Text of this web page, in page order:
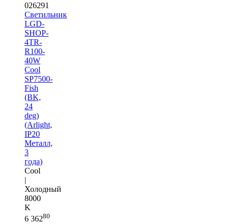
026291
Светильник
LGD-
SHOP-
4TR-
R100-
40W
Cool
SP7500-
Fish
(BK,
24
deg)
(Arlight,
IP20
Металл,
3
года)
Cool
|
Холодный
8000
K
6 36280